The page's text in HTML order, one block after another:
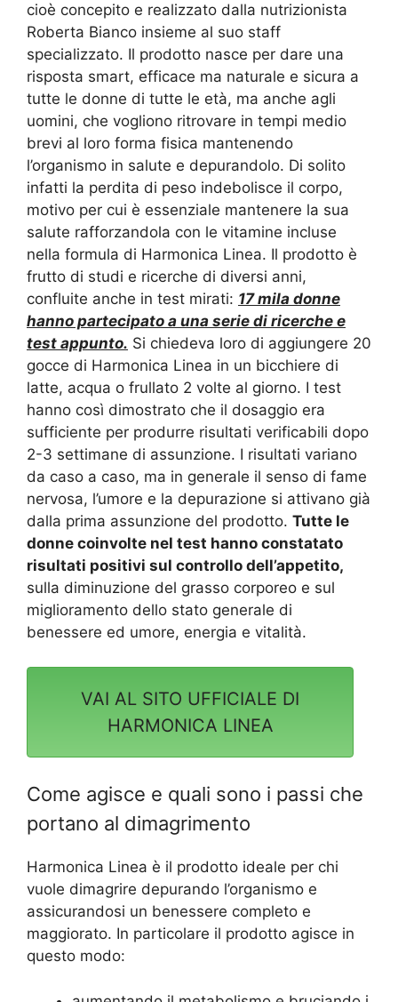
cioè concepito e realizzato dalla nutrizionista
Roberta Bianco insieme al suo staff
specializzato. Il prodotto nasce per dare una
risposta smart, efficace ma naturale e sicura a
tutte le donne di tutte le età, ma anche agli
uomini, che vogliono ritrovare in tempi medio
brevi al loro forma fisica mantenendo
l’organismo in salute e depurandolo. Di solito
infatti la perdita di peso indebolisce il corpo,
motivo per cui è essenziale mantenere la sua
salute rafforzandola con le vitamine incluse
nella formula di Harmonica Linea. Il prodotto è
frutto di studi e ricerche di diversi anni,
confluite anche in test mirati: 17 mila donne
hanno partecipato a una serie di ricerche e
test appunto. Si chiedeva loro di aggiungere 20
gocce di Harmonica Linea in un bicchiere di
latte, acqua o frullato 2 volte al giorno. I test
hanno così dimostrato che il dosaggio era
sufficiente per produrre risultati verificabili dopo
2-3 settimane di assunzione. I risultati variano
da caso a caso, ma in generale il senso di fame
nervosa, l’umore e la depurazione si attivano già
dalla prima assunzione del prodotto. Tutte le
donne coinvolte nel test hanno constatato
risultati positivi sul controllo dell’appetito,
sulla diminuzione del grasso corporeo e sul
miglioramento dello stato generale di
benessere ed umore, energia e vitalità.
VAI AL SITO UFFICIALE DI
HARMONICA LINEA
Come agisce e quali sono i passi che
portano al dimagrimento
Harmonica Linea è il prodotto ideale per chi
vuole dimagrire depurando l’organismo e
assicurandosi un benessere completo e
maggiorato. In particolare il prodotto agisce in
questo modo: